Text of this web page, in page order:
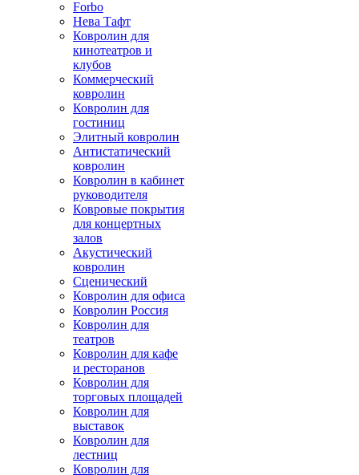
Forbo
Нева Тафт
Ковролин для
кинотеатров и
клубов
Коммерческий
ковролин
Ковролин для
гостиниц
Элитный ковролин
Антистатический
ковролин
Ковролин в кабинет
руководителя
Ковровые покрытия
для концертных
залов
Акустический
ковролин
Сценический
Ковролин для офиса
Ковролин Россия
Ковролин для
театров
Ковролин для кафе
и ресторанов
Ковролин для
торговых площадей
Ковролин для
выставок
Ковролин для
лестниц
Ковролин для